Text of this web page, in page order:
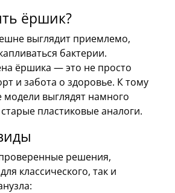
ёршик?
выглядит приемлемо,
бактерии.
ёршика — это не просто
и забота о здоровье. К тому
выглядят намного
пластиковые аналоги.
решения,
классического, так и